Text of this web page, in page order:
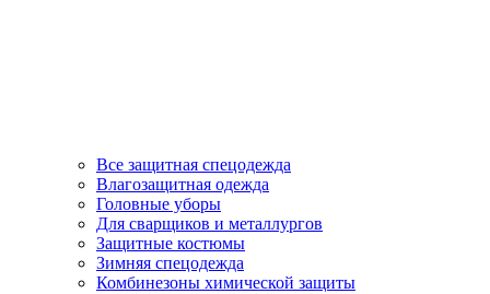
Все защитная спецодежда
Влагозащитная одежда
Головные уборы
Для сварщиков и металлургов
Защитные костюмы
Зимняя спецодежда
Комбинезоны химической защиты